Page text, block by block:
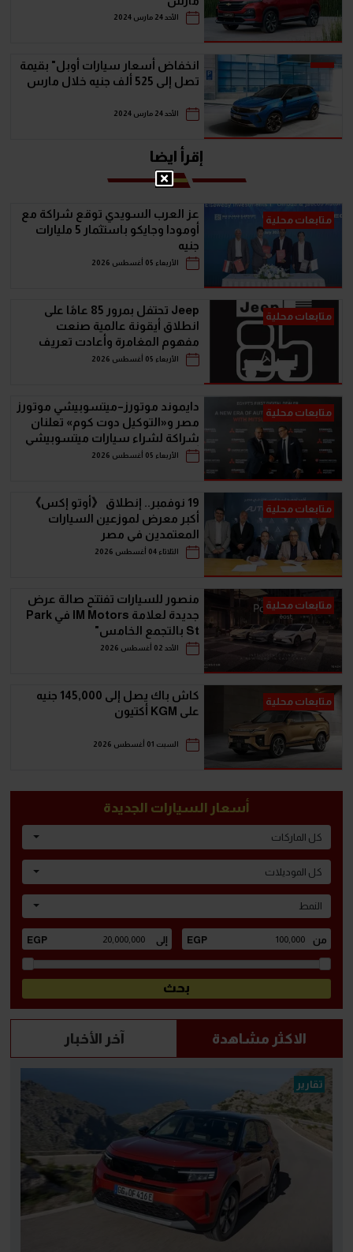
الأحد 24 مارس 2024
انخفاض أسعار سيارات أوبل" بقيمة
تصل إلى 525 ألف جنيه خلال مارس
الأحد 24 مارس 2024
إقرأ ايضا
متابعات محلية
عز العرب السويدي توقع شراكة مع
أومودا وجايكو باستثمار 5 مليارات
جنيه
الأربعاء 05 أغسطس 2026
متابعات محلية
Jeep تحتفل بمرور 85 عامًا على
انطلاق أيقونة عالمية صنعت
مفهوم المغامرة وأعادت تعريف
سيارات الـ SUV
الأربعاء 05 أغسطس 2026
متابعات محلية
دايموند موتورز–ميتسوبيشي موتورز
مصر و«التوكيل دوت كوم» تعلنان
شراكة لشراء سيارات ميتسوبيشي
أونلاين
الأربعاء 05 أغسطس 2026
متابعات محلية
19 نوفمبر.. إنطلاق 《أوتو إكس》
أكبر معرض لموزعين السيارات
المعتمدين في مصر
الثلاثاء 04 أغسطس 2026
متابعات محلية
منصور للسيارات تفتتح صالة عرض
جديدة لعلامة IM Motors في Park
St بالتجمع الخامس"
الأحد 02 أغسطس 2026
متابعات محلية
كاش باك يصل إلى 145,000 جنيه
على KGM أكتيون
السبت 01 أغسطس 2026
أسعار السيارات الجديدة
كل الماركات
كل الموديلات
النمط
الاكثر مشاهدة آخر الأخبار
تقارير